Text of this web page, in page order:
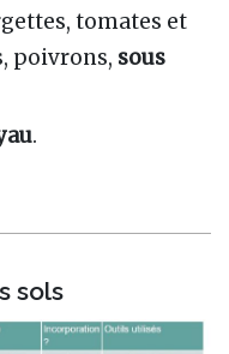
tomates et
poivrons, sous
.
sols